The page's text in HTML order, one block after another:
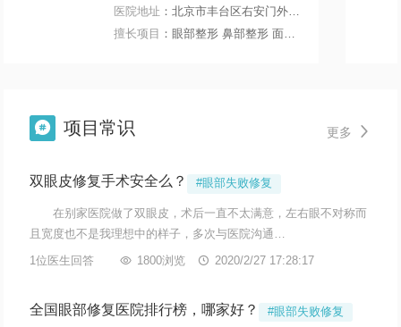
医院地址 ：北京市丰台区右安门外大街199号
擅长项目 ：眼部整形 鼻部整形 面部轮廓 微整注射
 项目常识 更多 
双眼皮修复手术安全么？ #眼部失败修复
在别家医院做了双眼皮，术后一直不太满意，左右眼不对称而
且宽度也不是我理想中的样子，多次与医院沟通…
1位医生回答  1800浏览  2020/2/27 17:28:17
全国眼部修复医院排行榜，哪家好？ #眼部失败修复